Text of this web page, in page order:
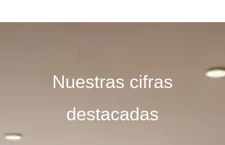
Nuestras cifras
destacadas